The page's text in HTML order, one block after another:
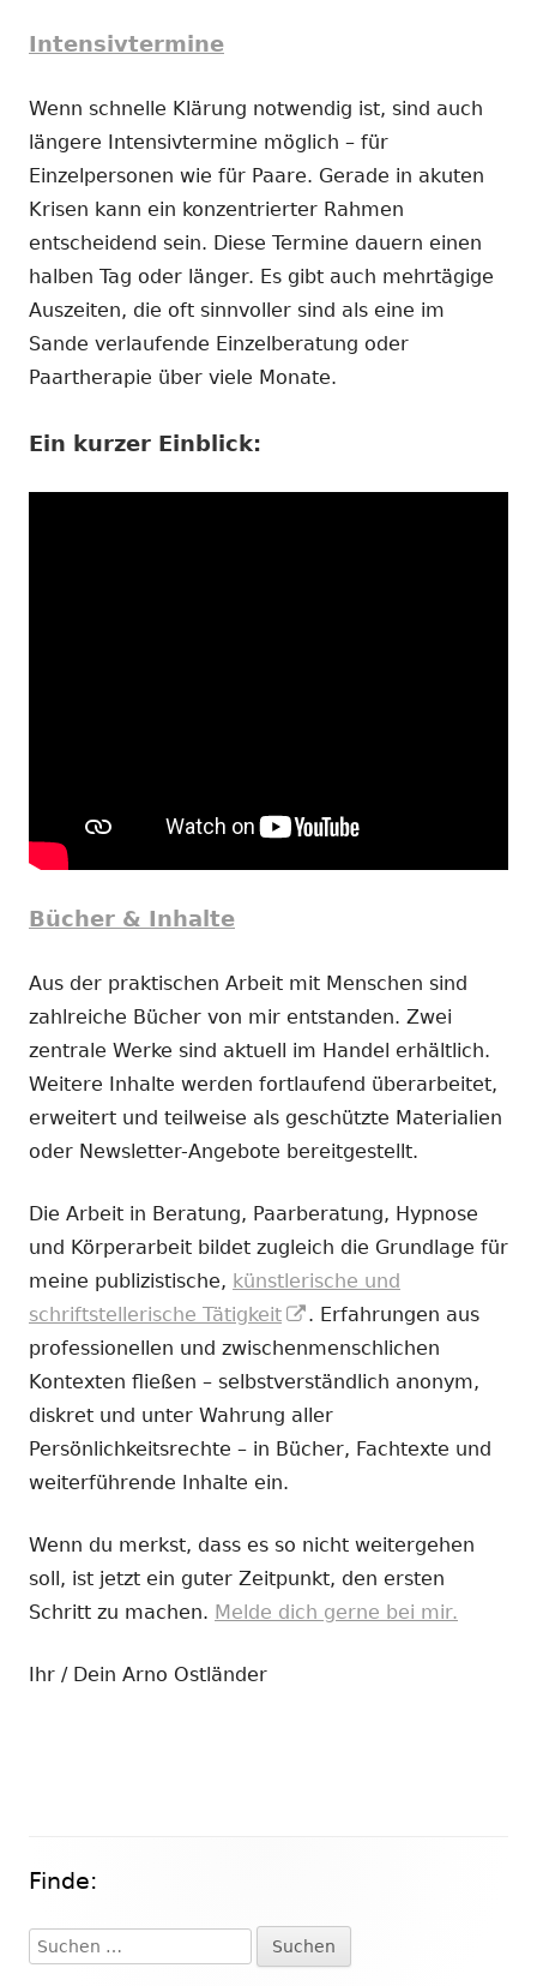
Intensivtermine
Wenn schnelle Klärung notwendig ist, sind auch
längere Intensivtermine möglich – für
Einzelpersonen wie für Paare. Gerade in akuten
Krisen kann ein konzentrierter Rahmen
entscheidend sein. Diese Termine dauern einen
halben Tag oder länger. Es gibt auch mehrtägige
Auszeiten, die oft sinnvoller sind als eine im
Sande verlaufende Einzelberatung oder
Paartherapie über viele Monate.
Ein kurzer Einblick:
Bücher & Inhalte
Aus der praktischen Arbeit mit Menschen sind
zahlreiche Bücher von mir entstanden. Zwei
zentrale Werke sind aktuell im Handel erhältlich.
Weitere Inhalte werden fortlaufend überarbeitet,
erweitert und teilweise als geschützte Materialien
oder Newsletter-Angebote bereitgestellt.
Die Arbeit in Beratung, Paarberatung, Hypnose
und Körperarbeit bildet zugleich die Grundlage für
meine publizistische, künstlerische und
schriftstellerische Tätigkeit
In
neuem
Fenster
öffnen
. Erfahrungen aus
professionellen und zwischenmenschlichen
Kontexten fließen – selbstverständlich anonym,
diskret und unter Wahrung aller
Persönlichkeitsrechte – in Bücher, Fachtexte und
weiterführende Inhalte ein.
Wenn du merkst, dass es so nicht weitergehen
soll, ist jetzt ein guter Zeitpunkt, den ersten
Schritt zu machen. Melde dich gerne bei mir.
Ihr / Dein Arno Ostländer
Haupt-
Seitenleiste
Finde:
Suchen
nach: